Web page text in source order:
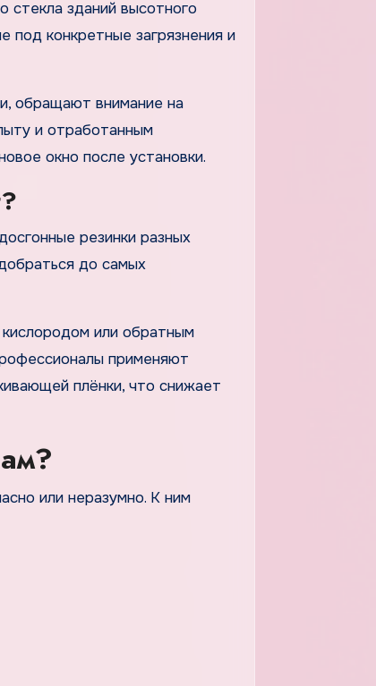
стекла зданий высотного
под конкретные загрязнения и
обращают внимание на
и отработанным
окно после установки.
резинки разных
до самых
или обратным
применяют
плёнки, что снижает
или неразумно. К ним